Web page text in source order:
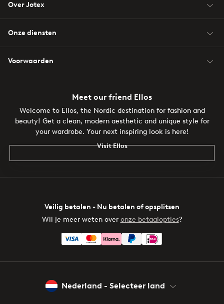
Over Jotex
Onze diensten
Voorwaarden
Meet our friend Ellos
Welcome to Ellos, the Nordic destination for fashion and
beauty! Get a clean, modern aesthetic and unique style for
your wardrobe. Your next inspiring look is here!
Visit Ellos
Veilig betalen - Nu betalen of opsplitsen
Wil je meer weten over onze betaalopties?
Nederland - Selecteer land